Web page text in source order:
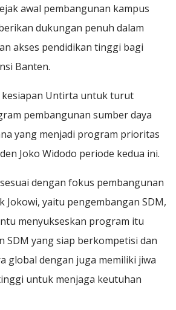
awal pembangunan kampus
dukungan penuh dalam
akses pendidikan tinggi bagi
Banten.
kesiapan Untirta untuk turut
pembangunan sumber daya
yang menjadi program prioritas
Joko Widodo periode kedua ini.
dengan fokus pembangunan
Jokowi, yaitu pengembangan SDM,
menyukseskan program itu
SDM yang siap berkompetisi dan
global dengan juga memiliki jiwa
untuk menjaga keutuhan